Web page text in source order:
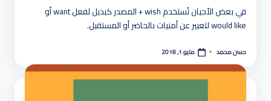
في بعض الأحيان تُستخدم wish + المصدر كبديل لفعل want أو
would like لتعبير عن أمنيات بالحاضر أو المستقبل.
تمّ
النشر
بواسطة
حسن محمد مايو 1, 2018